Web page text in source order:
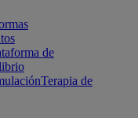
de
Terapia de